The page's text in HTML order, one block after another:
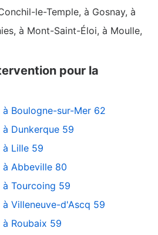
le-Temple, à Gosnay, à
à Mont-Saint-Éloi, à Moulle,
pour la
Boulogne-sur-Mer 62
Dunkerque 59
à Lille 59
à Abbeville 80
Tourcoing 59
Villeneuve-d'Ascq 59
Roubaix 59